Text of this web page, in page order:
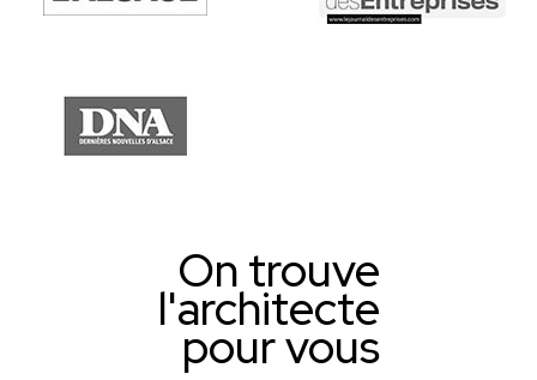
On trouve
l'architecte
pour vous